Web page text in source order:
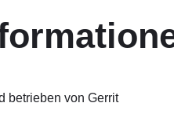
betrieben von Gerrit